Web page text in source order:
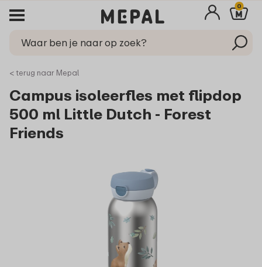
0
< terug naar Mepal
Campus isoleerfles met flipdop
500 ml Little Dutch - Forest
Friends